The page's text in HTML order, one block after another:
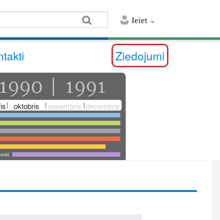
Ieiet
Ziedojumi
oktobris novembris decembris